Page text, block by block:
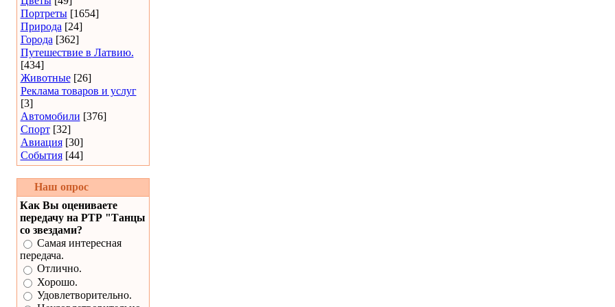
Портреты [1654]
Природа [24]
Города [362]
Путешествие в Латвию.
[434]
Животные [26]
Реклама товаров и услуг
[3]
Автомобили [376]
Спорт [32]
Авиация [30]
События [44]
Наш опрос
Как Вы оцениваете
передачу на РТР "Танцы
со звездами?
Самая интересная
передача.
Отлично.
Хорошо.
Удовлетворительно.